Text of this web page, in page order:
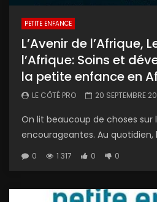
PETITE ENFANCE
L’Avenir de l’Afrique,
l’Afrique: Soins et
la petite enfance en
LE CÔTÉ PRO 20 SEPTEMBRE
On lit beaucoup de choses sur
encourageantes. Au quotidien,
0 1 317 0 0